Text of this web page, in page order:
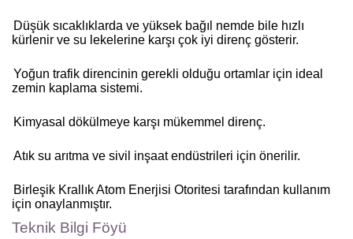
Düşük sıcaklıklarda ve yüksek bağıl nemde bile hızlı
kürlenir ve su lekelerine karşı çok iyi direnç gösterir.
Yoğun trafik direncinin gerekli olduğu ortamlar için ideal
zemin kaplama sistemi.
Kimyasal dökülmeye karşı mükemmel direnç.
Atık su arıtma ve sivil inşaat endüstrileri için önerilir.
Birleşik Krallık Atom Enerjisi Otoritesi tarafından kullanım
için onaylanmıştır.
Teknik Bilgi Föyü